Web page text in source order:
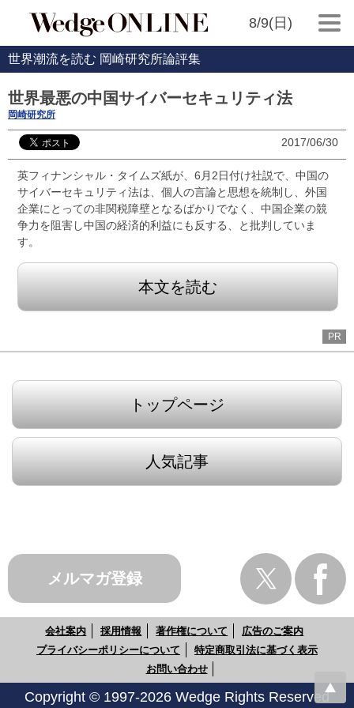
8/9(日)
世界潮流を読む 岡崎研究所論評集
世界最悪の中国サイバーセキュリティ法
岡崎研究所
2017/06/30
英フィナンシャル・タイムズ紙が、6月2日付け社説で、中国の
サイバーセキュリティ法は、個人の言論と思想を統制し、外国
企業にとっての非関税障壁となるばかりでなく、中国企業の競
争力を阻害し中国の経済的利益にも反する、と批判していま
す。
本文を読む
PR
トップページ
人気記事
メルマガ登録
会社案内 採用情報 著作権について
広告のご案内
プライバシーポリシーについて
特定商取引法に基づく表示
お問い合わせ
Copyright © 1997-2026 Wedge Rights Reserved